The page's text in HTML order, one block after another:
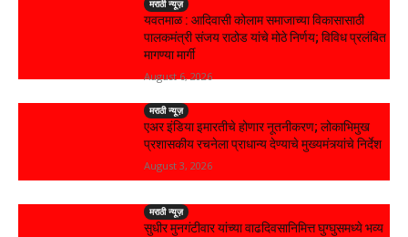
मराठी न्यूज़
यवतमाळ : आदिवासी कोलाम समाजाच्या विकासासाठी
पालकमंत्री संजय राठोड यांचे मोठे निर्णय; विविध प्रलंबित
मागण्या मार्गी
August 6, 2026
मराठी न्यूज़
एअर इंडिया इमारतीचे होणार नूतनीकरण; लोकाभिमुख
प्रशासकीय रचनेला प्राधान्य देण्याचे मुख्यमंत्र्यांचे निर्देश
August 3, 2026
मराठी न्यूज़
सुधीर मुनगंटीवार यांच्या वाढदिवसानिमित्त घुग्घुसमध्ये भव्य